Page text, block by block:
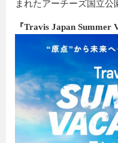
まれたアーチーズ国立
『Travis Japan